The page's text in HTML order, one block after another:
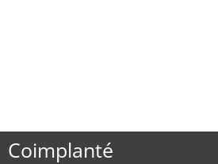
Coimplanté